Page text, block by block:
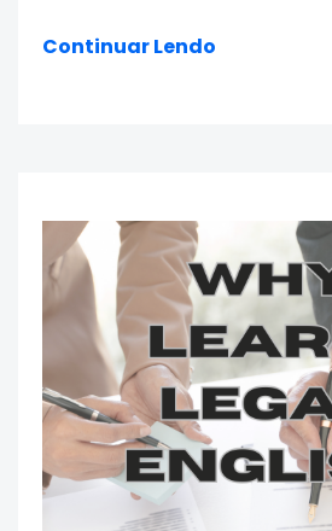
Continuar Lendo